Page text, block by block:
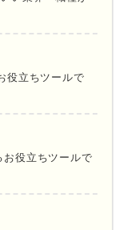
役立ちツールで
役立ちツールで